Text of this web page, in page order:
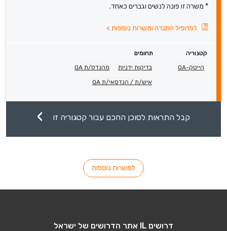
* משרה זו פונה לנשים וגברים כאחד.
לפרופיל החברה ומשרות נוספות>
קטגוריה
תחומים
הייטק-QA
בדיקות ידניות מהנדס/ת QA
איש/ת / הנדסאי/ת QA
קבל התראות לסוכן החכם עבור קטגוריה זו
למשרות נוספות
דרושים IL אתר הדרושים של ישראל